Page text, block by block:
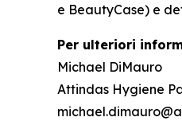
e BeautyCase) e
Per ulteriori
Michael DiMauro
Attindas Hygiene